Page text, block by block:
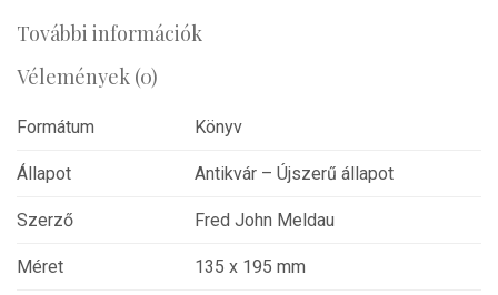
További információk
Vélemények (0)
Formátum Könyv
Állapot Antikvár – Újszerű állapot
Szerző Fred John Meldau
Méret 135 x 195 mm